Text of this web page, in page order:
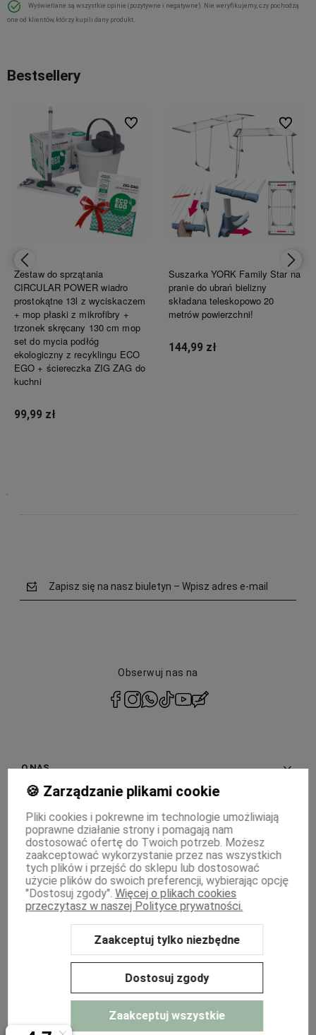
Wyświetlane są wszystkie opinie (pozytywne i negatywne). Nie weryfikujemy, czy pochodzą
one od klientów, którzy kupili dany produkt.
Bestsellery
Zestaw do sprzątania
CIRCULAR POWER wiadro
prostokątne 13l z wyciskaczem
+ mop płaski z mikrofibry +
trzonek skręcany 130 cm mop
set do mycia podłóg
ekologiczny z recyklingu ECO
EGO + ściereczka ZIG ZAG do
kuchni
99,99 zł
Do ulubionych
Suszarka YORK Family Star na
pranie do ubrań bielizny
składana teleskopowo 20
metrów powierzchni!
144,99 zł
Do
Zapisz się na nasz biuletyn – Wpisz adres e-mail
Obserwuj nas na
O NAS
INFORMACJE
PŁATNOŚCI I DOSTAWA
MOJE KONTO
WSPÓŁPRACA
Sklep internetowy Shoper Premium Szablon Shoper Modern 3.0™
GrowCommerce
🍪 Zarządzanie plikami cookie
Pliki cookies i pokrewne im technologie umożliwiają
poprawne działanie strony i pomagają nam
dostosować ofertę do Twoich potrzeb. Możesz
zaakceptować wykorzystanie przez nas wszystkich
tych plików i przejść do sklepu lub dostosować
użycie plików do swoich preferencji, wybierając opcję
"Dostosuj zgody". Więcej o plikach cookies
przeczytasz w naszej Polityce prywatności.
Zaakceptuj tylko niezbędne
Dostosuj zgody
Zaakceptuj wszystkie